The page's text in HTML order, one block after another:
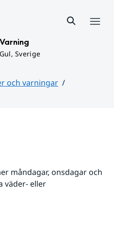
Varning
Gul, Sverige
och varningar
måndagar, onsdagar och
väder- eller